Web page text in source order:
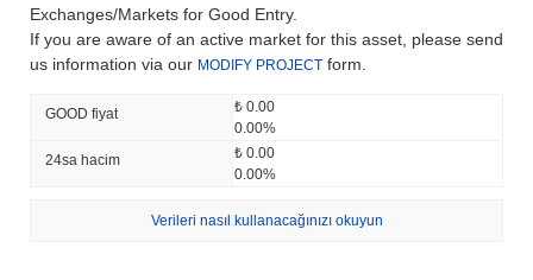
Exchanges/Markets for Good Entry.
If you are aware of an active market for this asset, please send
us information via our MODIFY PROJECT form.
GOOD fiyat
₺ 0.00
0.00%
24sa hacim
₺ 0.00
0.00%
Verileri nasıl kullanacağınızı okuyun